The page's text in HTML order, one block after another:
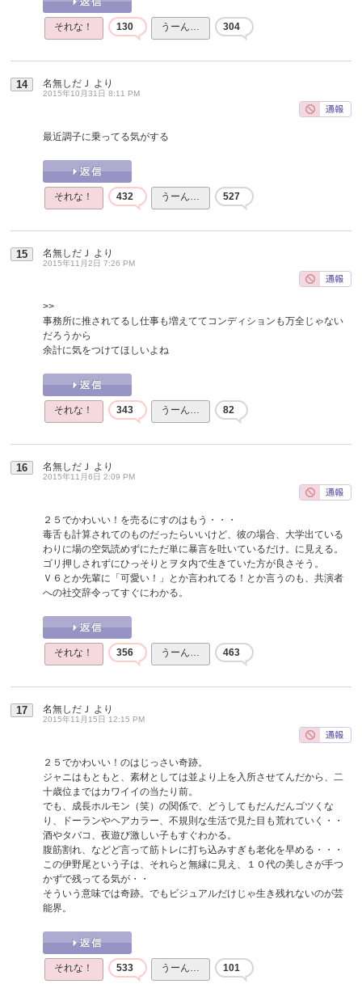
それな！ 130 うーん… 304
14 名無しだＪ より
2015年10月31日 8:11 PM
最近調子に乗ってる気がする
それな！ 432 うーん… 527
15 名無しだＪ より
2015年11月2日 7:26 PM
>>
事務所に推されてるし仕事も増えててコンディションも万全じゃない
だろうから
余計に気をつけてほしいよね
それな！ 343 うーん… 82
16 名無しだＪ より
2015年11月6日 2:09 PM
２５でかわいい！を売るにすのはもう・・・
毒舌も計算されてのものだったらいいけど、彼の場合、大学出ている
わりに場の空気読めずにただ単に暴言を吐いているだけ。に見える。
ゴリ押しされずにひっそりとヲタ内で生きていた方が良さそう。
Ｖ６とか先輩に「可愛い！」とか言われてる！とか言うのも、共演者
への社交辞令ってすぐにわかる。
それな！ 356 うーん… 463
17 名無しだＪ より
2015年11月15日 12:15 PM
２５でかわいい！のはじっさい奇跡。
ジャニはもともと、素材としては並より上を入所させてんだから、二
十歳位まではカワイイの当たり前。
でも、成長ホルモン（笑）の関係で、どうしてもだんだんゴツくな
り、ドーランやヘアカラー、不規則な生活で見た目も荒れていく・・
酒やタバコ、夜遊び激しい子もすぐわかる。
腹筋割れ、などど言って筋トレに打ち込みすぎも老化を早める・・・
この伊野尾という子は、それらと無縁に見え、１０代の美しさが手つ
かずで残ってる気が・・
そういう意味では奇跡。でもビジュアルだけじゃ生き残れないのが芸
能界。
それな！ 533 うーん… 101